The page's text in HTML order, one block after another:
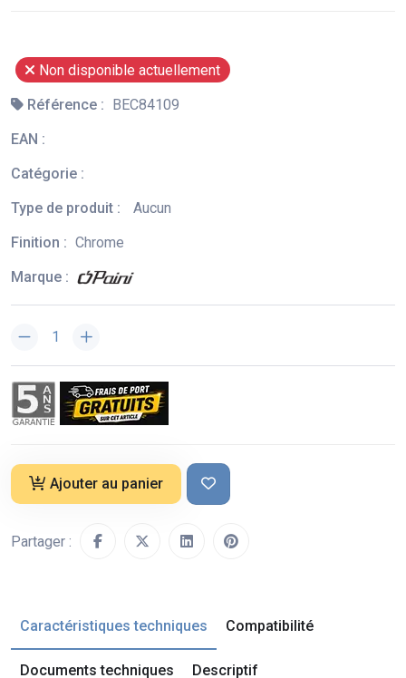
Non disponible actuellement
Référence : BEC84109
EAN :
Catégorie :
Type de produit :
Aucun
Finition : Chrome
Marque :
Ajouter au panier
Partager :
Caractéristiques techniques Compatibilité
Documents techniques Descriptif